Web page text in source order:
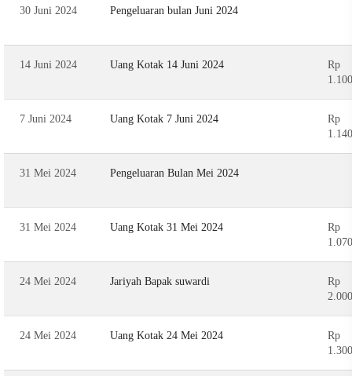
30 Juni 2024 Pengeluaran bulan Juni 2024
14 Juni 2024 Uang Kotak 14 Juni 2024
Rp
7 Juni 2024 Uang Kotak 7 Juni 2024
Rp
31 Mei 2024 Pengeluaran Bulan Mei 2024
31 Mei 2024 Uang Kotak 31 Mei 2024
Rp
24 Mei 2024 Jariyah Bapak suwardi
Rp
24 Mei 2024 Uang Kotak 24 Mei 2024
Rp